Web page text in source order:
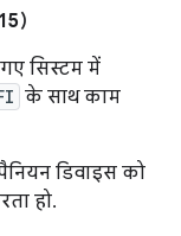
सिस्टम में
के साथ काम
डिवाइस को
हो.